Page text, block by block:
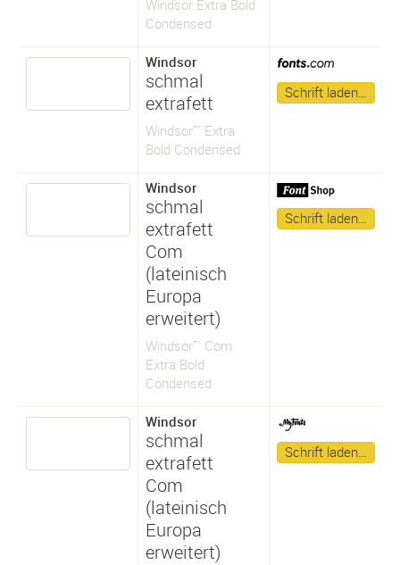
Windsor Extra Bold
Condensed
Windsor
schmal
extrafett
Windsor™ Extra
Bold Condensed
Schrift laden…
Windsor
schmal
extrafett
Com
(lateinisch
Europa
erweitert)
Windsor™ Com
Extra Bold
Condensed
Schrift laden…
Windsor
schmal
extrafett
Com
(lateinisch
Europa
erweitert)
Schrift laden…